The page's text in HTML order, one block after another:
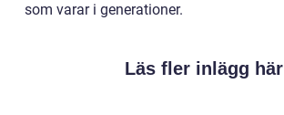
som varar i generationer.
Läs fler inlägg här